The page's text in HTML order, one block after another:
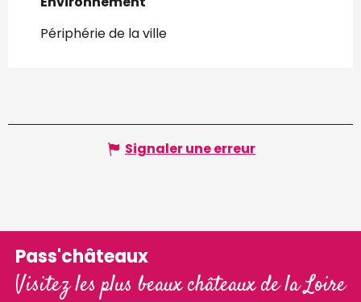
Périphérie de la ville
Signaler une erreur
Pass'châteaux
Visitez les plus beaux châteaux de la Loire